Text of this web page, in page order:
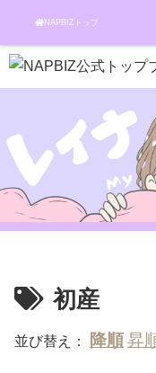
NAPBIZトップ
初産
並び替え：